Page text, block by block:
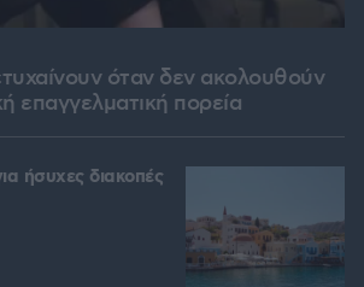
όταν δεν ακολουθούν
επαγγελματική πορεία
ήσυχες διακοπές